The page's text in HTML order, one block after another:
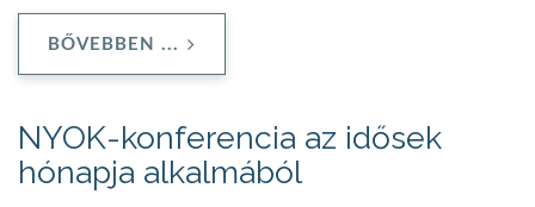
BŐVEBBEN ...
NYOK-konferencia az idősek
hónapja alkalmából